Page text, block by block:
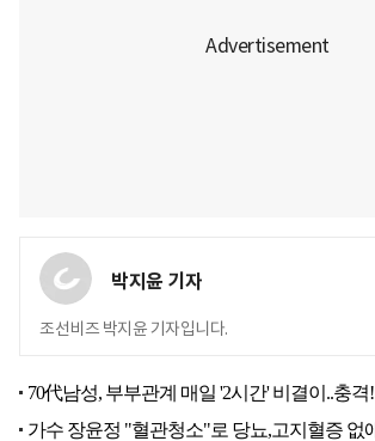
박지윤 기자
조선비즈 박지윤 기자입니다.